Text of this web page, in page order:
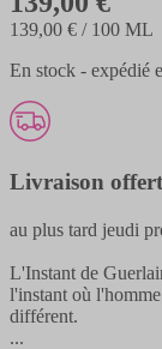
139,00 € / 100 ML
En stock - expédié
Livraison
au plus tard jeudi
L'Instant de
l'instant où
différent.
...